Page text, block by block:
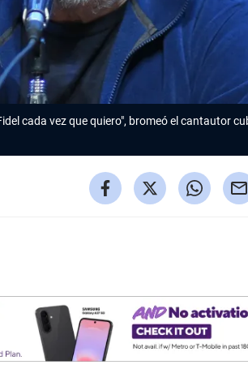
cada vez que quiero", bromeó el cantautor